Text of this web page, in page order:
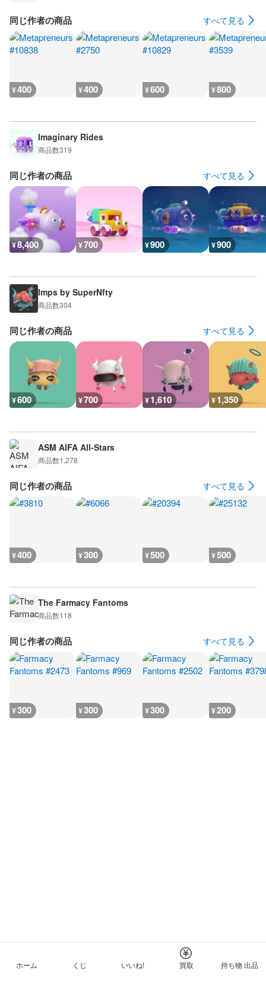
同じ作者の商品 すべて見る
¥400 ¥400 ¥600 ¥800
Imaginary Rides
商品数319
同じ作者の商品 すべて見る
¥8,400 ¥700 ¥900 ¥900
Imps by SuperNfty
商品数304
同じ作者の商品 すべて見る
¥600 ¥700 ¥1,610 ¥1,350
ASM AIFA All-Stars
商品数1,278
同じ作者の商品 すべて見る
¥400 ¥300 ¥500 ¥500
The Farmacy Fantoms
商品数118
同じ作者の商品 すべて見る
¥300 ¥300 ¥300 ¥200
ホーム くじ いいね! 買取 持ち物 出品